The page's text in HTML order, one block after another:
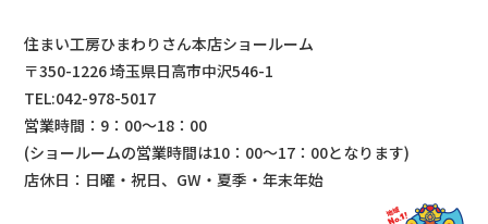
住まい工房ひまわりさん本店ショールーム
〒350-1226 埼玉県日高市中沢546-1
TEL:042-978-5017
営業時間：9：00～18：00
(ショールームの営業時間は10：00～17：00となります)
店休日：日曜・祝日、GW・夏季・年末年始